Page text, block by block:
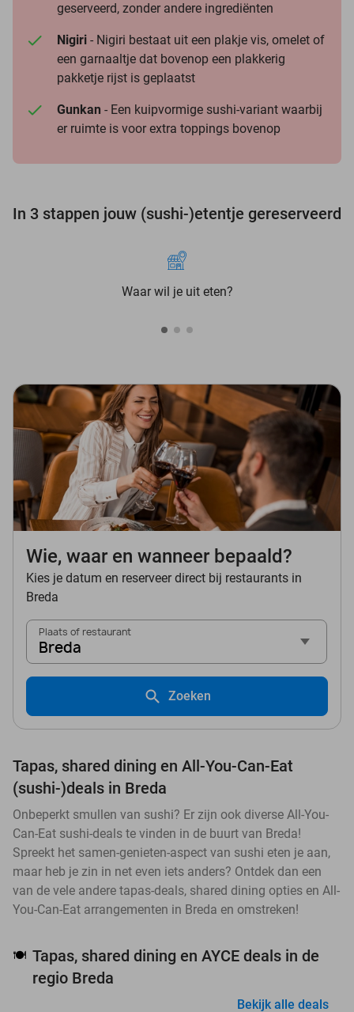
geserveerd, zonder andere ingrediënten
Nigiri - Nigiri bestaat uit een plakje vis, omelet of
een garnaaltje dat bovenop een plakkerig
pakketje rijst is geplaatst
Gunkan - Een kuipvormige sushi-variant waarbij
er ruimte is voor extra toppings bovenop
In 3 stappen jouw (sushi-)etentje gereserveerd
Waar wil je uit eten?
Wie, waar en wanneer bepaald?
Kies je datum en reserveer direct bij restaurants in
Breda
Plaats of restaurant
Breda
Zoeken
Tapas, shared dining en All-You-Can-Eat
(sushi-)deals in Breda
Onbeperkt smullen van sushi? Er zijn ook diverse All-You-
Can-Eat sushi-deals te vinden in de buurt van Breda!
Spreekt het samen-genieten-aspect van sushi eten je aan,
maar heb je zin in net even iets anders? Ontdek dan een
van de vele andere tapas-deals, shared dining opties en All-
You-Can-Eat arrangementen in Breda en omstreken!
🍽️ Tapas, shared dining en AYCE deals in de
regio Breda
Bekijk alle deals